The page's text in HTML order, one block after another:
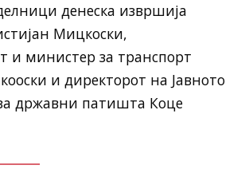
денеска извршија
Мицкоски,
и министер за транспорт
и директорот на Јавното
државни патишта Коце